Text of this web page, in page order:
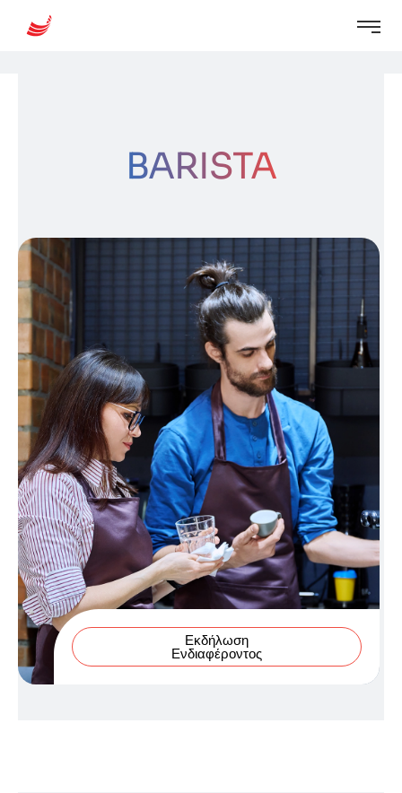
BARISTA
Εκδήλωση
Ενδιαφέροντος